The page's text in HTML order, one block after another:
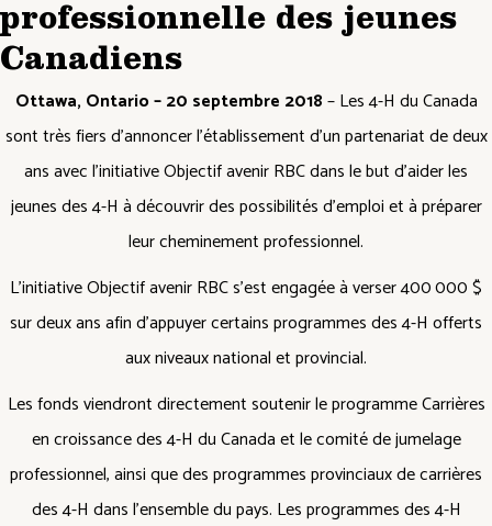
professionnelle des jeunes
Canadiens
Ottawa, Ontario – 20 septembre 2018– Les 4-H du Canada
sont très fiers d’annoncer l’établissement d’un partenariat de deux
ans avec l’initiative Objectif avenir RBC dans le but d’aider les
jeunes des 4-H à découvrir des possibilités d’emploi et à préparer
leur cheminement professionnel.
L’initiative Objectif avenir RBC s’est engagée à verser 400 000 $
sur deux ans afin d’appuyer certains programmes des 4-H offerts
aux niveaux national et provincial.
Les fonds viendront directement soutenir le programme Carrières
en croissance des 4-H du Canada et le comité de jumelage
professionnel, ainsi que des programmes provinciaux de carrières
des 4-H dans l’ensemble du pays. Les programmes des 4-H